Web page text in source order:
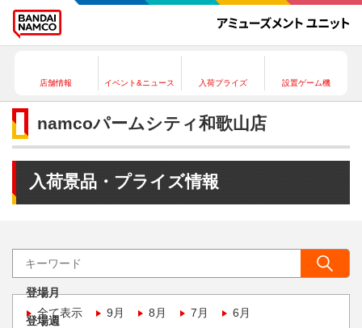
店舗情報 イベント&ニュース 入荷プライズ 設置ゲーム機
namcoパームシティ和歌山店
入荷景品・プライズ情報
登場月
全て表示
9月 8月 7月 6月
登場週